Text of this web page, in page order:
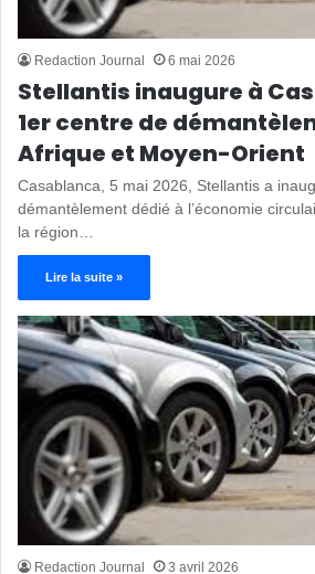
Redaction Journal 6 mai 2026
Stellantis inaugure à
1er centre de
Afrique et Moyen-Orient
Casablanca, 5 mai 2026, Stellantis a
démantèlement dédié à l’économie
la région…
Lire la suite »
Redaction Journal 3 avril 2026